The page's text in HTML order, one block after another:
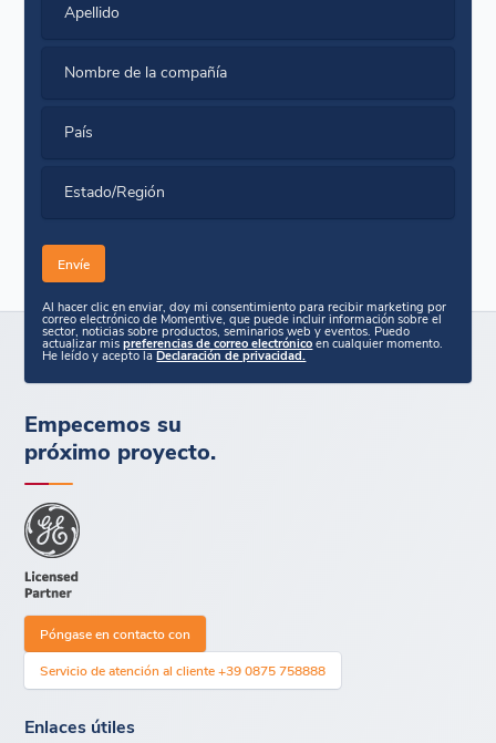
Apellido
Nombre de la compañía
País
Estado/Región
Al hacer clic en enviar, doy mi consentimiento para recibir marketing por
correo electrónico de Momentive, que puede incluir información sobre el
sector, noticias sobre productos, seminarios web y eventos. Puedo
actualizar mispreferencias de correo electrónico en cualquier momento.
He leído y acepto laDeclaración de privacidad.
Empecemos su
próximo proyecto.
Póngase en contacto con
Servicio de atención al cliente +39 0875 758888
Enlaces útiles